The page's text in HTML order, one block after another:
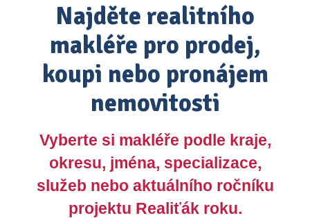
Najděte realitního
makléře pro prodej,
koupi nebo pronájem
nemovitosti
Vyberte si makléře podle kraje,
okresu, jména, specializace,
služeb nebo aktuálního ročníku
projektu Realiťák roku.